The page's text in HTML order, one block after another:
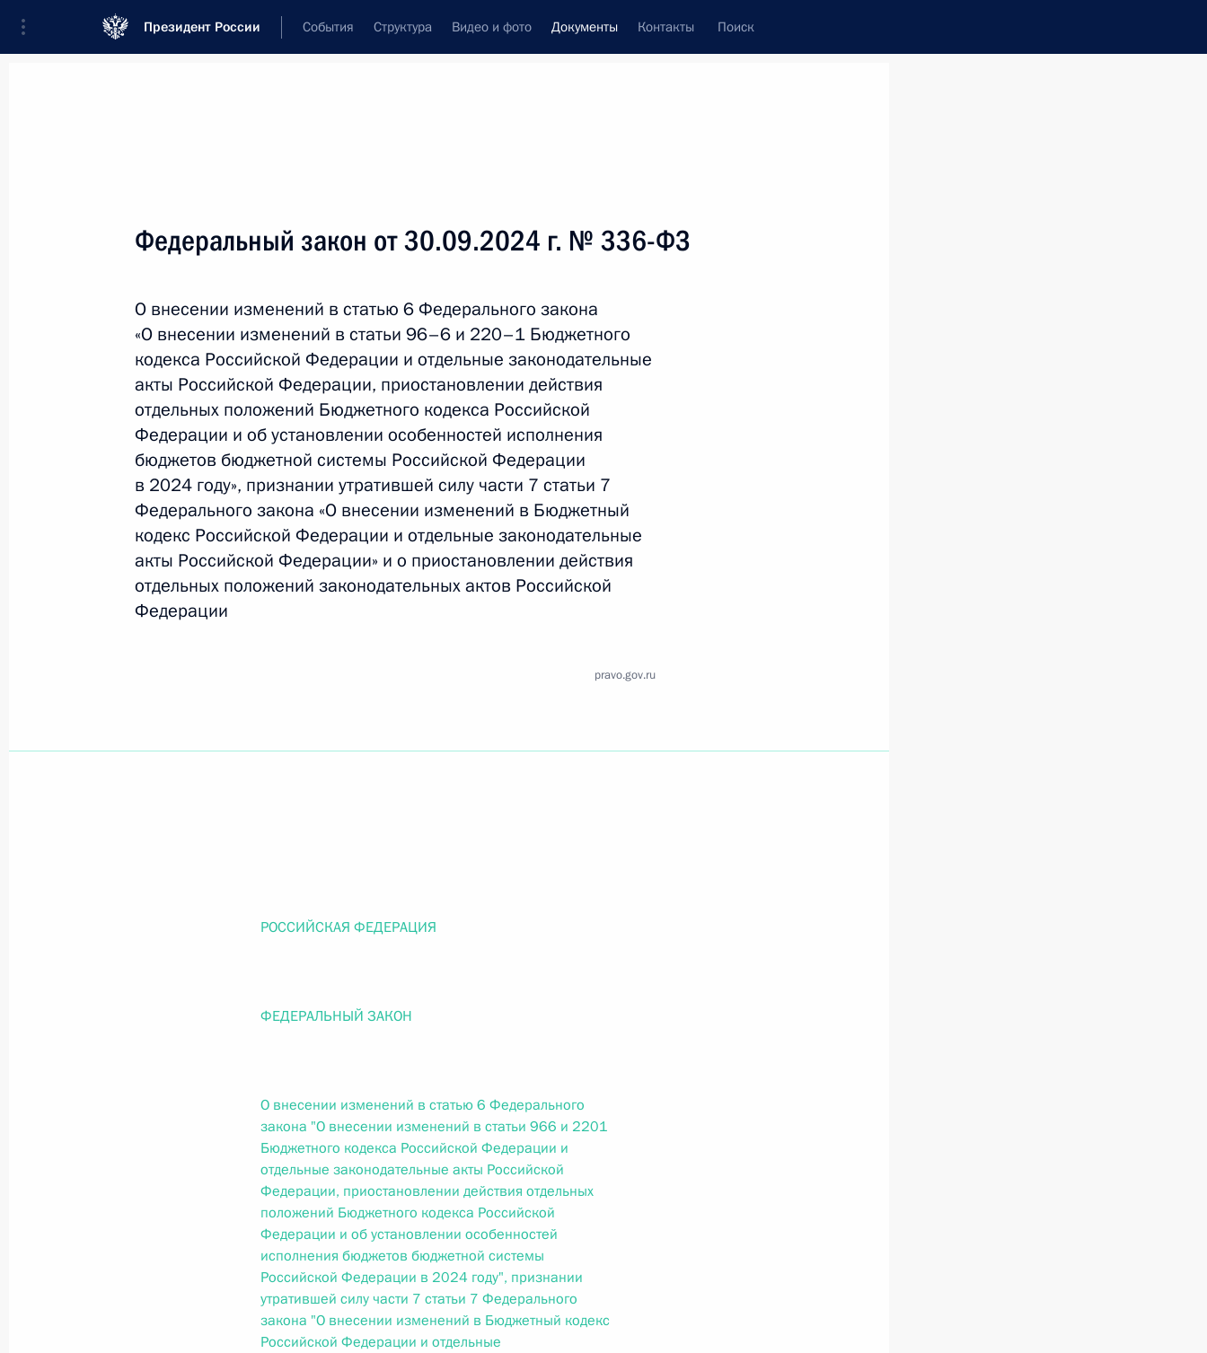
Президент России События Структура Видео и фото Документы Контакты Поиск
Текст в документе
Вид документа
Все
Дата вступления в силу... или дата принятия
Официальный портал правовой информацииpravo.gov.ru
26 июля 2026 года
Федеральный закон от 26.07.2026 г. № 259-ФЗ
Федеральный закон от 26.07.2026 г. № 256-ФЗ
Федеральный закон от 26.07.2026 г. № 263-ФЗ
О внесении изменений в статью 12 Федерального закона «О государственной регистрации
Федеральный закон от 26.07.2026 г. № 242-ФЗ
О внесении изменений в статьи 85 и 102 части первой и статью 227–1 части второй Налогового
кодекса Российской Федерации
Федеральный закон от 30.09.2024 г. № 336-ФЗ
О внесении изменений в статью 6 Федерального закона
«О внесении изменений в статьи 96–6 и 220–1 Бюджетного
кодекса Российской Федерации и отдельные законодательные
акты Российской Федерации, приостановлении действия
отдельных положений Бюджетного кодекса Российской
Федерации и об установлении особенностей исполнения
бюджетов бюджетной системы Российской Федерации
в 2024 году», признании утратившей силу части 7 статьи 7
Федерального закона «О внесении изменений в Бюджетный
кодекс Российской Федерации и отдельные законодательные
акты Российской Федерации» и о приостановлении действия
отдельных положений законодательных актов Российской
Федерации
pravo.gov.ru
РОССИЙСКАЯ ФЕДЕРАЦИЯ
ФЕДЕРАЛЬНЫЙ ЗАКОН
О внесении изменений в статью 6 Федерального
закона "О внесении изменений в статьи 966 и 2201
Бюджетного кодекса Российской Федерации и
отдельные законодательные акты Российской
Федерации, приостановлении действия отдельных
положений Бюджетного кодекса Российской
Федерации и об установлении особенностей
исполнения бюджетов бюджетной системы
Российской Федерации в 2024 году", признании
утратившей силу части 7 статьи 7 Федерального
закона "О внесении изменений в Бюджетный кодекс
Российской Федерации и отдельные